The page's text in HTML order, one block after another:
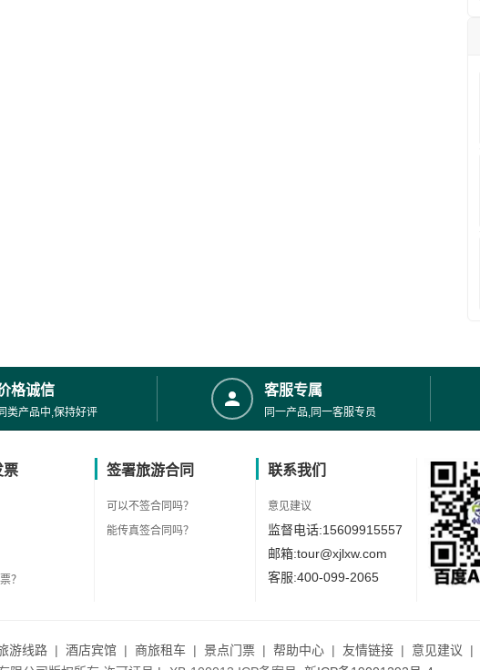
格诚信
同类产品中,保持好评
客服专属
同一产品,同一客服专员
票
？
签署旅游合同
可以不签合同吗？
能传真签合同吗？
联系我们
意见建议
监督电话:15609915557
邮箱:tour@xjlxw.com
客服:400-099-2065
游线路 | 酒店宾馆 | 商旅租车 | 景点门票 | 帮助中心 | 友情链接 | 意见建议 |